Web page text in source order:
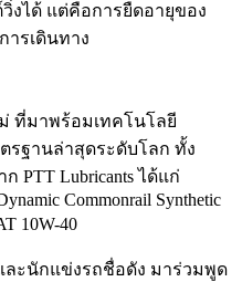
งได้ แต่คือการยืดอายุของ
รเดินทาง
ที่มาพร้อมเทคโนโลยี
รฐานล่าสุดระดับโลก ทั้ง
PTT Lubricants ได้แก่
Commonrail Synthetic
10W-40
ละนักแข่งรถชื่อดัง มาร่วมพูด